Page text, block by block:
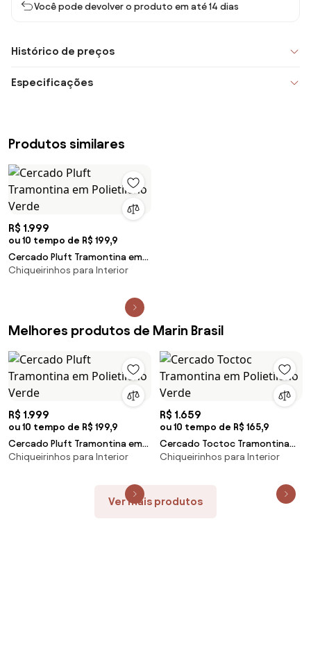
Você pode devolver o produto em até 14 dias
Histórico de preços
Especificações
Produtos similares
R$ 1.999
ou 10 tempo de R$ 199,9
Cercado Pluft Tramontina em
Polietileno Verde
Chiqueirinhos para Interior
Melhores produtos de Marin Brasil
R$ 1.999
ou 10 tempo de R$ 199,9
Cercado Pluft Tramontina em
Polietileno Verde
Chiqueirinhos para Interior
R$ 1.659
ou 10 tempo de R$ 165,9
Cercado Toctoc Tramontina
em Polietileno Verde
Chiqueirinhos para Interior
Ver mais produtos